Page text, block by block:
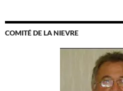
COMITÉ DE LA NIEVRE